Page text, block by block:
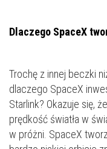
Dlaczego SpaceX
Trochę z innej beczki
dlaczego SpaceX
Starlink? Okazuje się,
prędkość światła w
w próżni. SpaceX